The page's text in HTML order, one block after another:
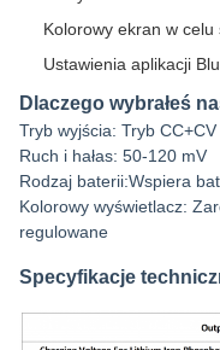
Kolorowy ekran w celu
Ustawienia aplikacji
Dlaczego wybrałeś
Tryb wyjścia: Tryb CC+CV
Ruch i hałas: 50-120 mV
Rodzaj baterii:Wspiera
Kolorowy wyświetlacz:
regulowane
Specyfikacje